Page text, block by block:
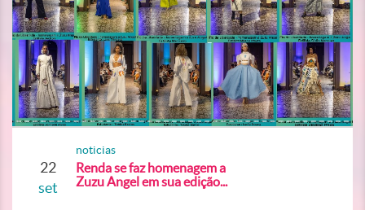
22
set
noticias
Renda se faz homenagem a
Zuzu Angel em sua edição...